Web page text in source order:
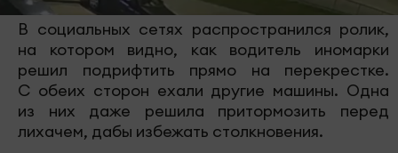
В социальных сетях распространился ролик,
на котором видно, как водитель иномарки
решил подрифтить прямо на перекрестке.
С обеих сторон ехали другие машины. Одна
из них даже решила притормозить перед
лихачем, дабы избежать столкновения.